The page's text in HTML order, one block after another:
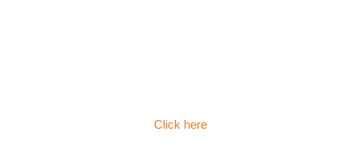
Click here